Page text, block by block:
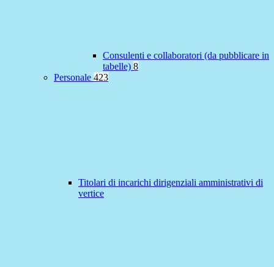
Consulenti e collaboratori (da pubblicare in
tabelle) 8
Personale 423
Titolari di incarichi dirigenziali amministrativi di
vertice